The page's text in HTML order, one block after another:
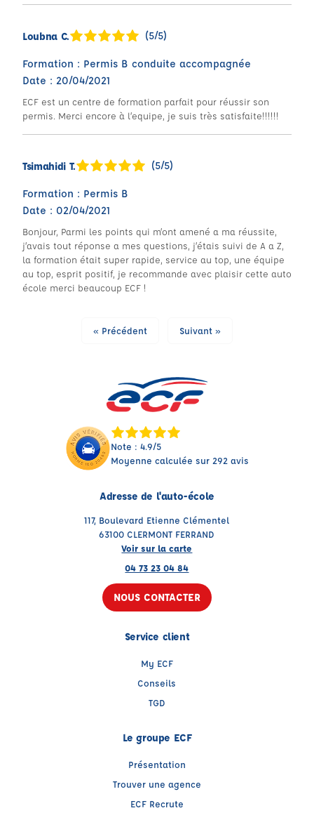
Loubna C. (5/5)
Formation : Permis B conduite accompagnée
Date : 20/04/2021
ECF est un centre de formation parfait pour réussir son
permis. Merci encore à l’equipe, je suis très satisfaite!!!!!!
Tsimahidi T. (5/5)
Formation : Permis B
Date : 02/04/2021
Bonjour, Parmi les points qui m’ont amené a ma réussite,
j’avais tout réponse a mes questions, j’étais suivi de A a Z,
la formation était super rapide, service au top, une équipe
au top, esprit positif, je recommande avec plaisir cette auto
école merci beaucoup ECF !
« Précédent Suivant »
Note : 4.9/5
Moyenne calculée sur 292 avis
Adresse de l'auto-école
117, Boulevard Etienne Clémentel
63100 CLERMONT FERRAND
Voir sur la carte
04 73 23 04 84
NOUS CONTACTER
Service client
My ECF
Conseils
TGD
Le groupe ECF
Présentation
Trouver une agence
ECF Recrute